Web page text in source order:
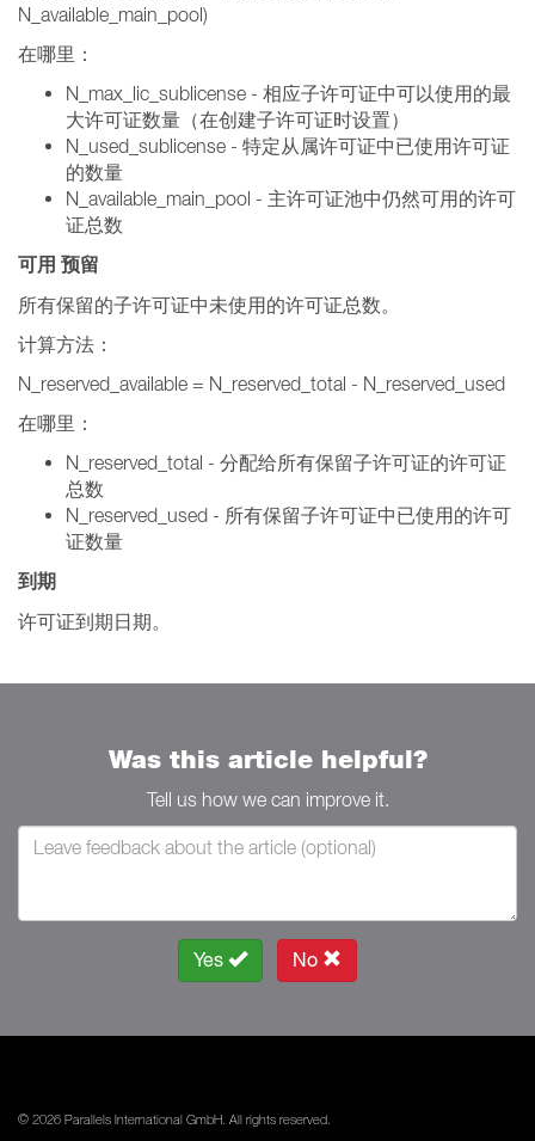
N_available_main_pool)
在哪里：
N_max_lic_sublicense - 相应子许可证中可以使用的最
大许可证数量（在创建子许可证时设置）
N_used_sublicense - 特定从属许可证中已使用许可证
的数量
N_available_main_pool - 主许可证池中仍然可用的许可
证总数
可用 预留
所有保留的子许可证中未使用的许可证总数。
计算方法：
N_reserved_available = N_reserved_total - N_reserved_used
在哪里：
N_reserved_total - 分配给所有保留子许可证的许可证
总数
N_reserved_used - 所有保留子许可证中已使用的许可
证数量
到期
许可证到期日期。
Was this article helpful?
Tell us how we can improve it.
Yes No
© 2026 Parallels International GmbH. All rights reserved.